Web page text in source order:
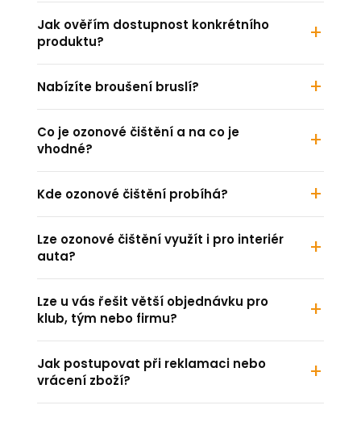
Jak ověřím dostupnost konkrétního
produktu?
Nabízíte broušení bruslí?
Co je ozonové čištění a na co je
vhodné?
Kde ozonové čištění probíhá?
Lze ozonové čištění využít i pro interiér
auta?
Lze u vás řešit větší objednávku pro
klub, tým nebo firmu?
Jak postupovat při reklamaci nebo
vrácení zboží?